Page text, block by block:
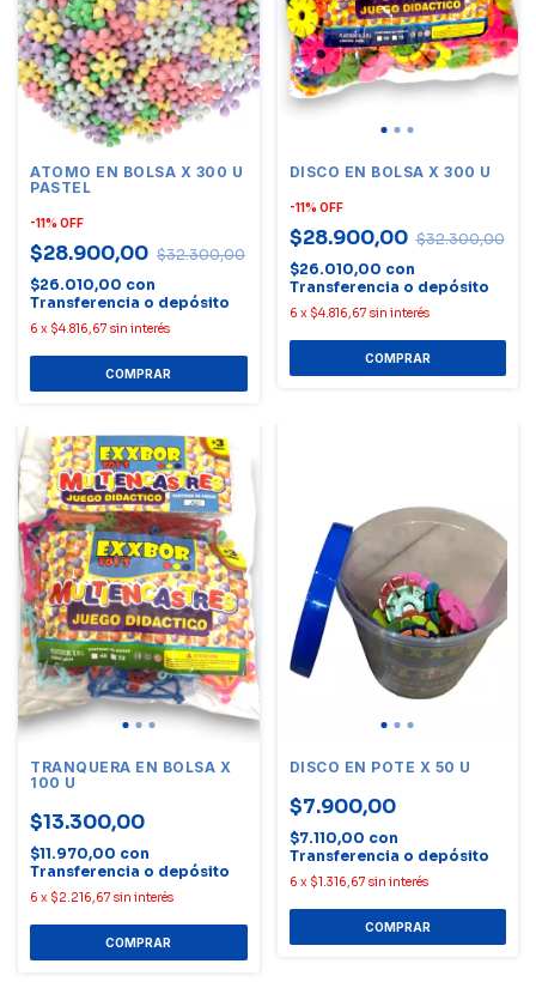
ATOMO EN BOLSA X 300 U
PASTEL
-11% OFF
$28.900,00 $32.300,00
$26.010,00 con
Transferencia o depósito
6 x $4.816,67 sin interés
DISCO EN BOLSA X 300 U
-11% OFF
$28.900,00 $32.300,00
$26.010,00 con
Transferencia o depósito
6 x $4.816,67 sin interés
TRANQUERA EN BOLSA X
100 U
$13.300,00
$11.970,00 con
Transferencia o depósito
6 x $2.216,67 sin interés
DISCO EN POTE X 50 U
$7.900,00
$7.110,00 con
Transferencia o depósito
6 x $1.316,67 sin interés